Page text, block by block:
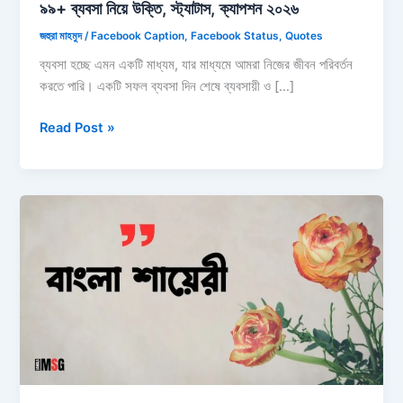
৯৯+ ব্যবসা নিয়ে উক্তি, স্ট্যাটাস, ক্যাপশন ২০২৬
জহুরা মাহমুদ /Facebook Caption,Facebook Status,Quotes
ব্যবসা হচ্ছে এমন একটি মাধ্যম, যার মাধ্যমে আমরা নিজের জীবন পরিবর্তন
করতে পারি। একটি সফল ব্যবসা দিন শেষে ব্যবসায়ী ও […]
৯৯+
উক্তি,
Read Post »